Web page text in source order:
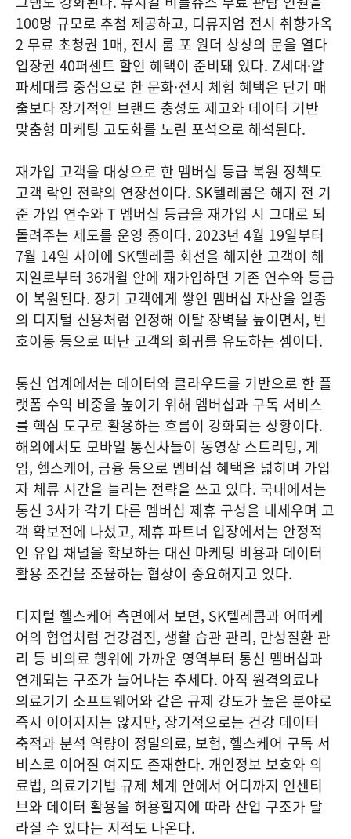
100명 규모로 추첨 제공하고, 디뮤지엄 전시 취향가옥
2 무료 초청권 1매, 전시 룸 포 원더 상상의 문을 열다
입장권 40퍼센트 할인 혜택이 준비돼 있다. Z세대·알
파세대를 중심으로 한 문화·전시 체험 혜택은 단기 매
출보다 장기적인 브랜드 충성도 제고와 데이터 기반
맞춤형 마케팅 고도화를 노린 포석으로 해석된다.
재가입 고객을 대상으로 한 멤버십 등급 복원 정책도
고객 락인 전략의 연장선이다. SK텔레콤은 해지 전 기
준 가입 연수와 T 멤버십 등급을 재가입 시 그대로 되
돌려주는 제도를 운영 중이다. 2023년 4월 19일부터
7월 14일 사이에 SK텔레콤 회선을 해지한 고객이 해
지일로부터 36개월 안에 재가입하면 기존 연수와 등급
이 복원된다. 장기 고객에게 쌓인 멤버십 자산을 일종
의 디지털 신용처럼 인정해 이탈 장벽을 높이면서, 번
호이동 등으로 떠난 고객의 회귀를 유도하는 셈이다.
통신 업계에서는 데이터와 클라우드를 기반으로 한 플
랫폼 수익 비중을 높이기 위해 멤버십과 구독 서비스
를 핵심 도구로 활용하는 흐름이 강화되는 상황이다.
해외에서도 모바일 통신사들이 동영상 스트리밍, 게
임, 헬스케어, 금융 등으로 멤버십 혜택을 넓히며 가입
자 체류 시간을 늘리는 전략을 쓰고 있다. 국내에서는
통신 3사가 각기 다른 멤버십 제휴 구성을 내세우며 고
객 확보전에 나섰고, 제휴 파트너 입장에서는 안정적
인 유입 채널을 확보하는 대신 마케팅 비용과 데이터
활용 조건을 조율하는 협상이 중요해지고 있다.
디지털 헬스케어 측면에서 보면, SK텔레콤과 어떠케
어의 협업처럼 건강검진, 생활 습관 관리, 만성질환 관
리 등 비의료 행위에 가까운 영역부터 통신 멤버십과
연계되는 구조가 늘어나는 추세다. 아직 원격의료나
의료기기 소프트웨어와 같은 규제 강도가 높은 분야로
즉시 이어지지는 않지만, 장기적으로는 건강 데이터
축적과 분석 역량이 정밀의료, 보험, 헬스케어 구독 서
비스로 이어질 여지도 존재한다. 개인정보 보호와 의
료법, 의료기기법 규제 체계 안에서 어디까지 인센티
브와 데이터 활용을 허용할지에 따라 산업 구조가 달
라질 수 있다는 지적도 나온다.